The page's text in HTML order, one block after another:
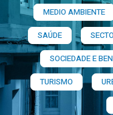
MEDIO AMBIENTE
SAÚDE
SOCIEDADE E
TURISMO